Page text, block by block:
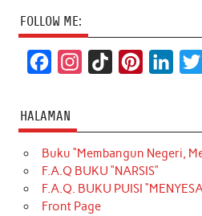
FOLLOW ME:
c
e
b
o
o
t
a
g
r
T
o
k
t
e
r
k
e
d
HALAMAN
Buku “Membangun Negeri,
F.A.Q BUKU “NARSIS”
F.A.Q. BUKU PUISI
Front Page